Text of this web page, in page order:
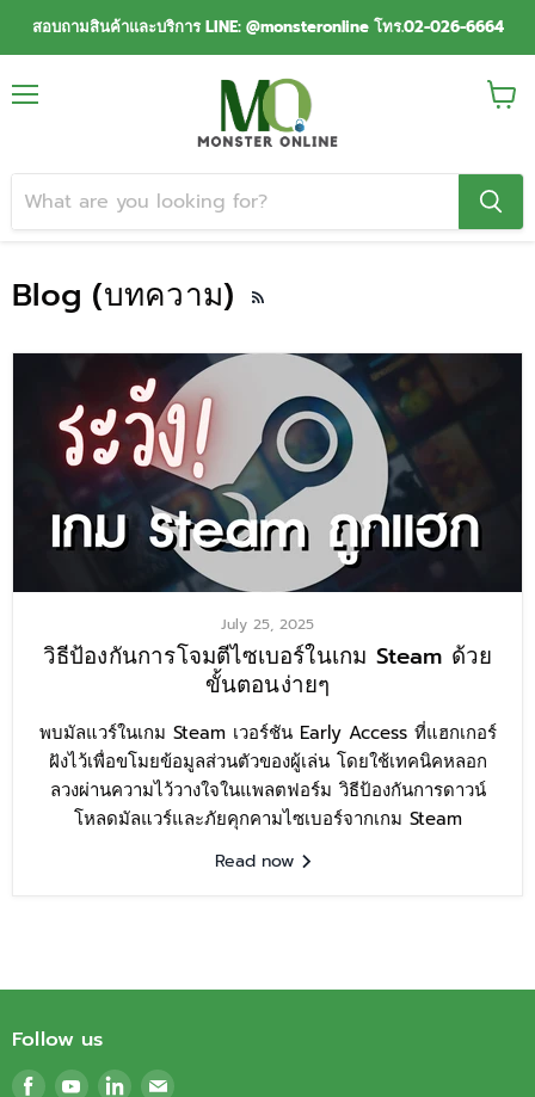
สอบถามสินค้าและบริการ LINE: @monsteronline โทร.02-026-6664
View
Blog (บทความ) RSS
July 25, 2025
วิธีป้องกันการโจมตีไซเบอร์ในเกม Steam ด้วย
ขั้นตอนง่ายๆ
พบมัลแวร์ในเกม Steam เวอร์ชัน Early Access ที่แฮกเกอร์
ฝังไว้เพื่อขโมยข้อมูลส่วนตัวของผู้เล่น โดยใช้เทคนิคหลอก
ลวงผ่านความไว้วางใจในแพลตฟอร์ม วิธีป้องกันการดาวน์
โหลดมัลแวร์และภัยคุกคามไซเบอร์จากเกม Steam
Read now
Follow us
Find Find Find Find